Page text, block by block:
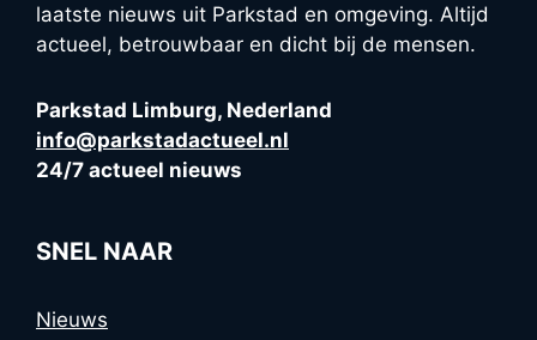
laatste nieuws uit Parkstad en omgeving. Altijd
actueel, betrouwbaar en dicht bij de mensen.
Parkstad Limburg, Nederland
info@parkstadactueel.nl
24/7 actueel nieuws
SNEL NAAR
Nieuws